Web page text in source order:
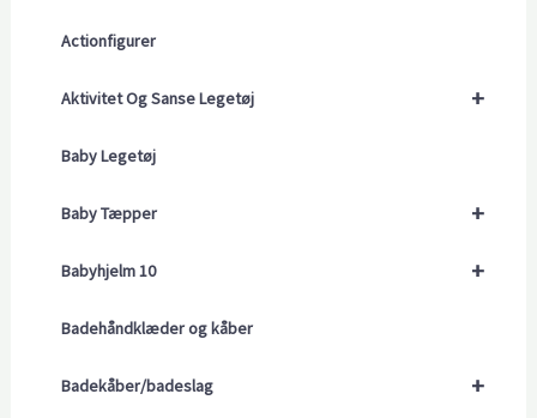
Actionfigurer
+
Aktivitet Og Sanse Legetøj
Baby Legetøj
+
Baby Tæpper
+
Babyhjelm 10
Badehåndklæder og kåber
+
Badekåber/badeslag